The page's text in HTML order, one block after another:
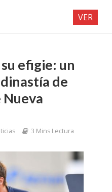
efigie: un
de
3 Mins Lectura
VER